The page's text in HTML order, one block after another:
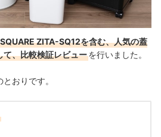
ZITA-SQ12を含む、人気の蓋
て、比較検証レビューを行いました。
おりです。